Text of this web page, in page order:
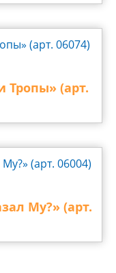
Тропы» (арт.
Му?» (арт.